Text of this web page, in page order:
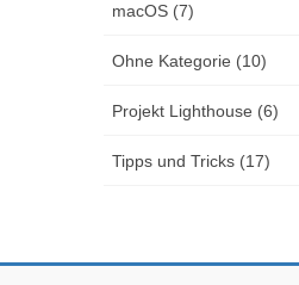
macOS (7)
Ohne Kategorie (10)
Projekt Lighthouse (6)
Tipps und Tricks (17)